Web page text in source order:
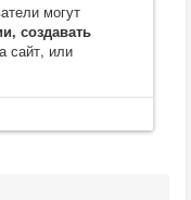
могут
создавать
сайт, или